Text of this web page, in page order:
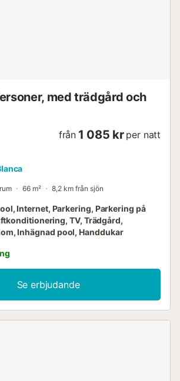
med trädgård och
från 1 085 kr per natt
66 m² 8,2 km från sjön
Internet, Parkering, Parkering på
TV, Trädgård,
Inhägnad pool, Handdukar
Se erbjudande